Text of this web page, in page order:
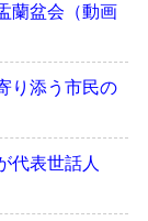
蘭盆会（動画
り添う市民の
代表世話人